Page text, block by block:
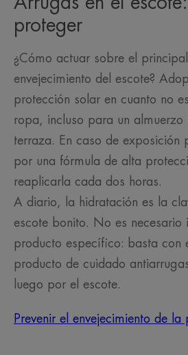
proteger
¿Cómo actuar sobre el
envejecimiento del escote?
protección solar en cuanto no
ropa, incluso para un almuerzo
terraza. En caso de exposición
por una fórmula de alta
reaplicarla cada dos horas.
A diario, la hidratación es la
escote bonito. No es necesario
producto específico: basta con
producto de cuidado
luego por el escote.
Prevenir el envejecimiento de la